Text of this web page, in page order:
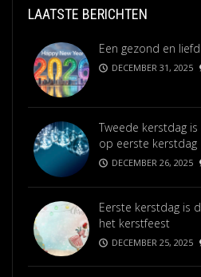
LAATSTE BERICHTEN
Een gezond en
DECEMBER 31, 2025
Tweede kerstdag
op eerste kerstdag
DECEMBER 26, 2025
Eerste kerstdag is
het kerstfeest
DECEMBER 25, 2025